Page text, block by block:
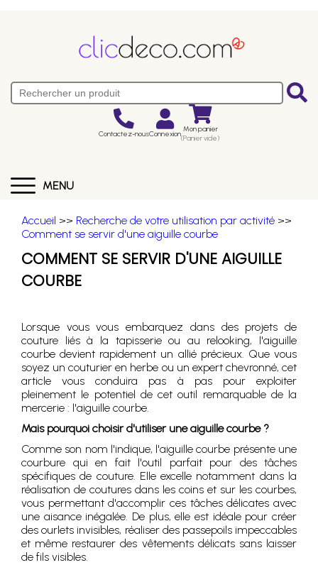
Contactez-nousConnexion Mon panier
(Panier vide)
MENU
Accueil >> Recherche de votre utilisation par activité >>
Comment se servir d'une aiguille courbe
COMMENT SE SERVIR D'UNE AIGUILLE
COURBE
Lorsque vous vous embarquez dans des projets de
couture liés à la tapisserie ou au relooking, l'aiguille
courbe devient rapidement un allié précieux. Que vous
soyez un couturier en herbe ou un expert chevronné, cet
article vous conduira pas à pas pour exploiter
pleinement le potentiel de cet outil remarquable de la
mercerie : l'aiguille courbe.
Mais pourquoi choisir d'utiliser une aiguille courbe ?
Comme son nom l'indique, l'aiguille courbe présente une
courbure qui en fait l'outil parfait pour des tâches
spécifiques de couture. Elle excelle notamment dans la
réalisation de coutures dans les coins et sur les courbes,
vous permettant d'accomplir ces tâches délicates avec
une aisance inégalée. De plus, elle est idéale pour créer
des ourlets invisibles, réaliser des passepoils impeccables
et même restaurer des vêtements délicats sans laisser
de fils visibles.